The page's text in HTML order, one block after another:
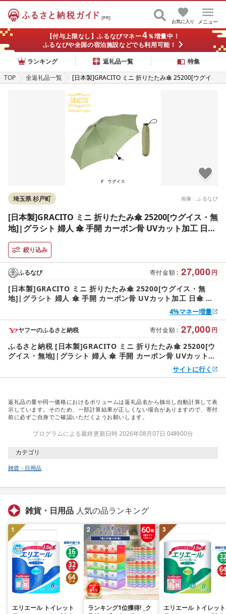
[PR]
メニュー
お気に入り
【付与上限なし】ふるなびマネー4％増量中！
ふるなびや全国の宿泊施設などでも利用可能！
ランキング
返礼品一覧
特集
TOP
全返礼品一覧
[日本製]GRACITO ミニ 折りたたみ傘 25200[ウグイ
加工 日傘 雨傘 [0751]
画像：ふるなび
埼玉県 杉戸町
[日本製]GRACITO ミニ 折りたたみ傘 25200[ウグイス・無
地]|グラシト 婦人 傘 手開 カーボン骨 UVカット加工 日傘
雨傘 [0751]
絞り込み
寄付金額 : 27,000円
ふるなび
[日本製]GRACITO ミニ 折りたたみ傘 25200[ウグイス・無
地]|グラシト 婦人 傘 手開 カーボン骨 UVカット加工 日傘 雨
4%マネー増量
寄付金額 : 27,000円
ヤフーのふるさと納税
ふるさと納税 [日本製]GRACITO ミニ 折りたたみ傘 25200[ウ
グイス・無地]|グラシト 婦人 傘 手開 カーボン骨 UVカット加
サイトに行く
返礼品の量や同一価格におけるボリュームは返礼品名から抽出し自動計算して表
示しています。そのため、一部計算結果が正しくない場合がありますので、寄付
前に必ずご自身でご確認いただくようお願いします。
プログラムによる最終更新日時 2026年08月07日 04時00分
カテゴリ
雑貨・日用品
雑貨・日用品 人気の品ランキング
1
エリエール トイレット
2
ランキング1位獲得! _ク
3
エリエール トイレット